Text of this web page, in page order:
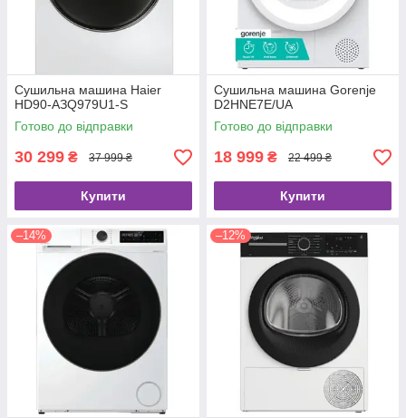
Сушильна машина Haier
HD90-AЗQ979U1-S
Готово до відправки
30 299 ₴ 37 999 ₴
Купити
Сушильна машина Gorenje
D2HNE7E/UA
Готово до відправки
18 999 ₴ 22 499 ₴
Купити
–14% –12%